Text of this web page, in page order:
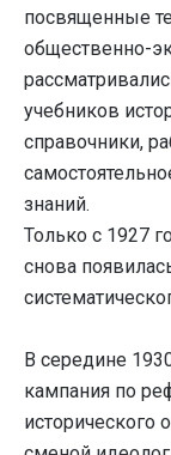
посвященные
общественно-
учебников
справочники,
знаний.
Только с 1927
снова
В середине
кампания по
исторического